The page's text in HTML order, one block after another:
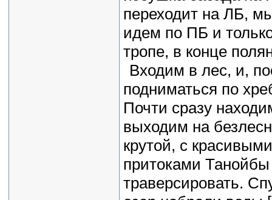
переходит на ЛБ,
идем по ПБ и
тропе, в конце
Входим в лес, и,
подниматься по
Почти сразу
выходим на
крутой, с
притоками
траверсировать.